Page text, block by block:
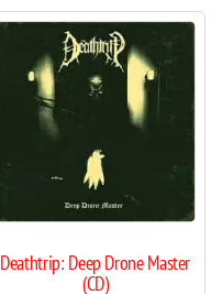
Deathtrip: Deep Drone Master
(CD)